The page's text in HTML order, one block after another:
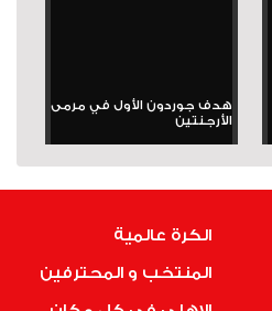
هدف جوردون الأول في مرمى
الأرجنتين
الكرة عالمية
المنتخب و المحترفين